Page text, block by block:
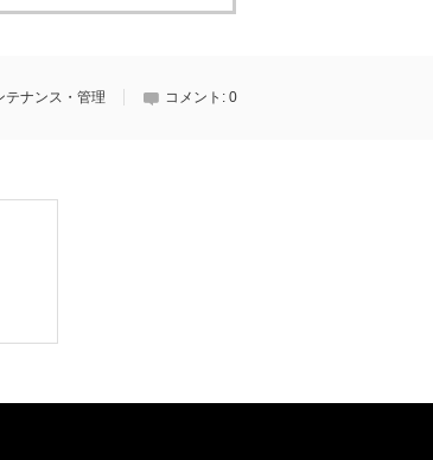
テナンス・管理 コメント: 0